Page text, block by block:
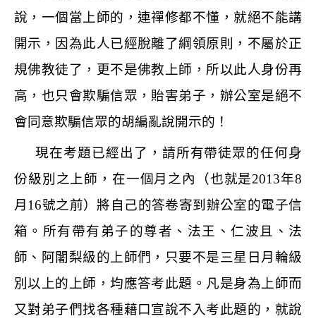
說，一個當上師的，連禪修都不懂，就絕不能講
開示，因為此人已經脫離了綱領原則，不屬於正
規佛教徒了，更不是佛教上師，所以此人身份再
高，也只會欺騙信眾，貽害弟子，辦公室是絕不
會同意欺騙信眾的胡編亂說開示的！
現在考題已經出了，請所有帶徒眾的任何身
份級別之上師，在一個月之內（也就是2013年8
月 16號之前）將自己的答卷寄到辦公室的電子信
箱。所有帶有弟子的尊者、法王、仁波且、法
師、阿闍梨級的上師們，只要不是三星日月輪級
別以上的上師，均應答考此題。凡是身為上師而
又對弟子們找各種藉口宣說不入考此題的，就說